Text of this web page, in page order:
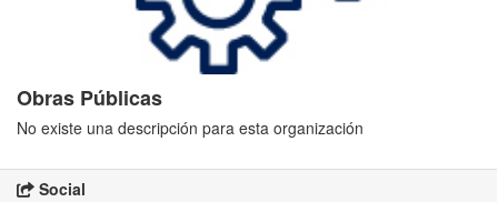
Obras Públicas
No existe una descripción para esta organización
Social